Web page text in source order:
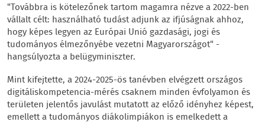
"Továbbra is kötelezőnek tartom magamra nézve a 2022-ben
vállalt célt: használható tudást adjunk az ifjúságnak ahhoz,
hogy képes legyen az Európai Unió gazdasági, jogi és
tudományos élmezőnyébe vezetni Magyarországot" -
hangsúlyozta a belügyminiszter.
Mint kifejtette, a 2024-2025-ös tanévben elvégzett országos
digitáliskompetencia-mérés csaknem minden évfolyamon és
területen jelentős javulást mutatott az előző idényhez képest,
emellett a tudományos diákolimpiákon is emelkedett a